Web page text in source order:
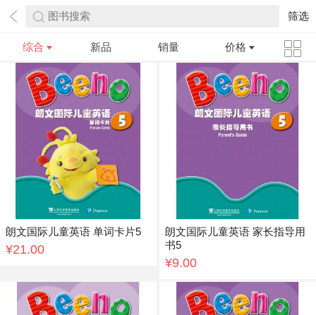
图书搜索 筛选
综合 新品 销量 价格
朗文国际儿童英语 单词卡片5
¥21.00
朗文国际儿童英语 家长指导用
书5
¥9.00